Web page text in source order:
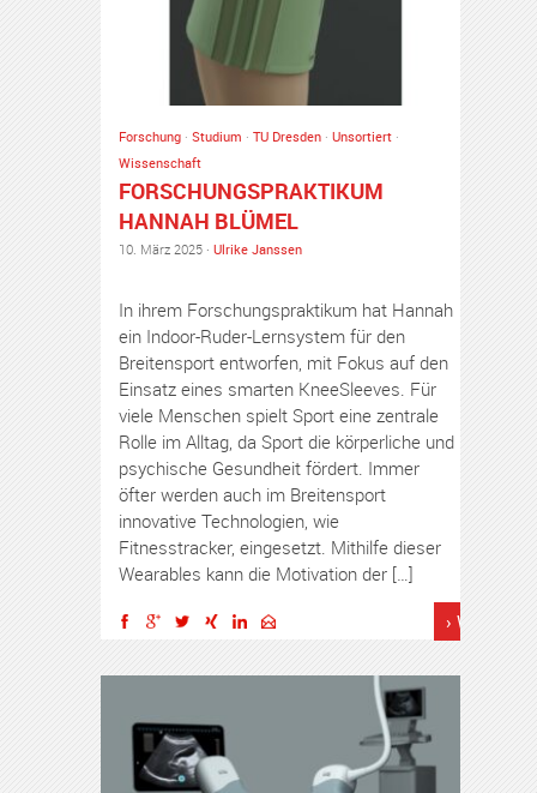
Forschung · Studium · TU Dresden · Unsortiert ·
Wissenschaft
FORSCHUNGSPRAKTIKUM
HANNAH BLÜMEL
10. März 2025 · Ulrike Janssen
In ihrem Forschungspraktikum hat Hannah
ein Indoor-Ruder-Lernsystem für den
Breitensport entworfen, mit Fokus auf den
Einsatz eines smarten KneeSleeves. Für
viele Menschen spielt Sport eine zentrale
Rolle im Alltag, da Sport die körperliche und
psychische Gesundheit fördert. Immer
öfter werden auch im Breitensport
innovative Technologien, wie
Fitnesstracker, eingesetzt. Mithilfe dieser
Wearables kann die Motivation der […]
›